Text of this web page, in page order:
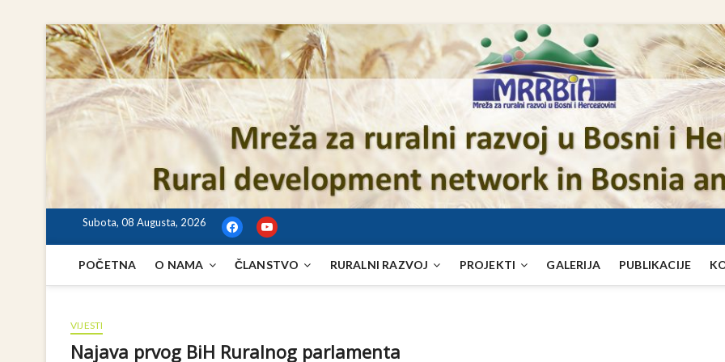
Skip
to
content
Subota, 08 Augusta, 2026 facebookyoutube
POČETNA O NAMA ČLANSTVO RURALNI RAZVOJ PROJEKTI GALERIJA PUBLIKACIJE
VIJESTI
Najava prvog BiH Ruralnog parlamenta